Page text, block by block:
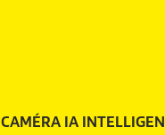
CAMÉRA IA